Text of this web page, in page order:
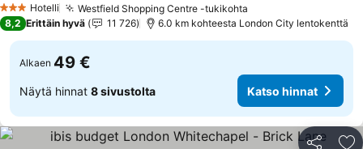
3 Tähtiluokitus
Hotelli Westfield Shopping Centre -tukikohta
8,2 Erittäin hyvä 11 726 6.0 km kohteesta London City lentokenttä
Alkaen 49 €
Näytä hinnat 8 sivustolta Katso hinnat